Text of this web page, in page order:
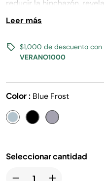
página.
reducir la hinchazón,
desarrollado con expertos
Leer más
$1,000 de descuento con
VERANO1000
Color : Blue Frost
Seleccionar cantidad